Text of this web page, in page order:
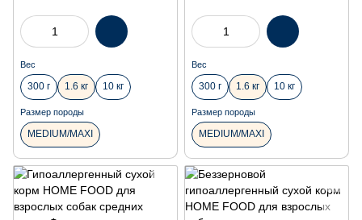
кг
Вес
300 г 1.6 кг 10 кг
Размер породы
MEDIUM/MAXI
Вес
300 г 1.6 кг 10 кг
Размер породы
MEDIUM/MAXI